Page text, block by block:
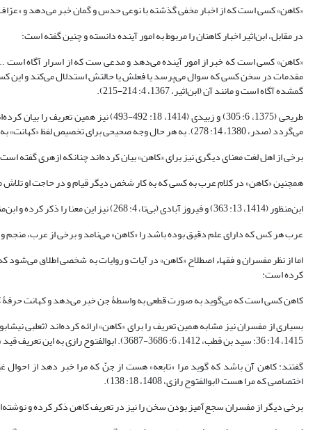
«کاهن» کسی است که از اخبار مخفی گذشته با نوعی حدس و گمان خبر می‌دهد و «عرّاف»
در مقابل، ابن‌اثیر اخبار کاهنان را مربوط به امور آینده دانسته و چنین گفته است:
«کاهن» کسی است که خبر از امور آینده می‌دهد و مدعی ست که از اسرار آگاه است
مقدمات در سخن کسی که سوال می‌پرسد یا فعلش یا حالتش استدلال می‌کند و
گمشده آگاه است و مانند آن (ابن‌اثیر، 1367، 4: 214-215).
طریحی (1375، 6: 305) و زبیدی (1414، 18:
می‌گردد (صدر، 1380، 14: 278). به هر حال وجه صحیحی برای تخصیص لفظ «کهانت» به غیب‌گویی از امور گذشته یا آینده به دست نیامد.
برخی از اهل لغت معنای دیگری نیز برای «کاهن» بیان کرده‌اند چنانکه ازهری گفته
همچنین «کاهن» در کلام عرب به کسی که به کار شخص دیگر قیام و در حاجت او تلاش
ابن‌منظور (1414، 13: 363) و فیروز آبادی (بی‌تا، 4: 268) نیز این معنا را ذکر کرده و ابن‌منظور معنای سومی نیز گزارش کرده و نوشته است:
عرب هر کس که دارای علم دقیق بوده باشد را «کاهن» می‌نامد و برخی از عرب، منجم و طبیب را
اما از نظر مفسران و فقهاء اصطلاح «کاهن» در آیات و روایات به شخصی اطلاق
کرده است:
کاهن کسی است که می‌گوید به صورت قطعی به واسطۀ جن خبر می‌دهد و کهانت حرفۀ
1415، 14: 36؛ سید بن قطب، 1412، 6: 3686-3687). ابوالفتوح رازی به این تعریف قید «عدم ادعای وحی» را نیز اضافه نموده است:
گفتند: کاهن آن باشد که گوید مرا «تابعه» هست از جنّ که مرا خبر دهد از
اختصاصى که مرا هست (ابوالفتوح رازی، 1408، 18: 138).
برخی دیگر از مفسران سجع‌آمیز بودن سخن را نیز در تعریف کاهن ذکر کرده و